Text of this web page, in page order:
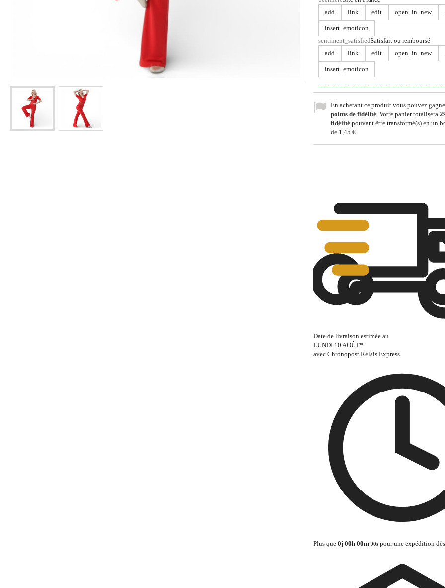
add
link edit open_in_new
insert_emoticon
sentiment_satisfiedSatisfait ou remboursé
add
link edit open_in_new
insert_emoticon
En achetant ce produit vous pouvez
points de fidélité. Votre panier totalisera
fidélitépouvant être transformé(s) en un
de 1,45 €.
Date de livraison estimée au
LUNDI 10 AOÛT*
avec Chronopost Relais Express
Plus que 0j 00h 00m 00s pour une expédition